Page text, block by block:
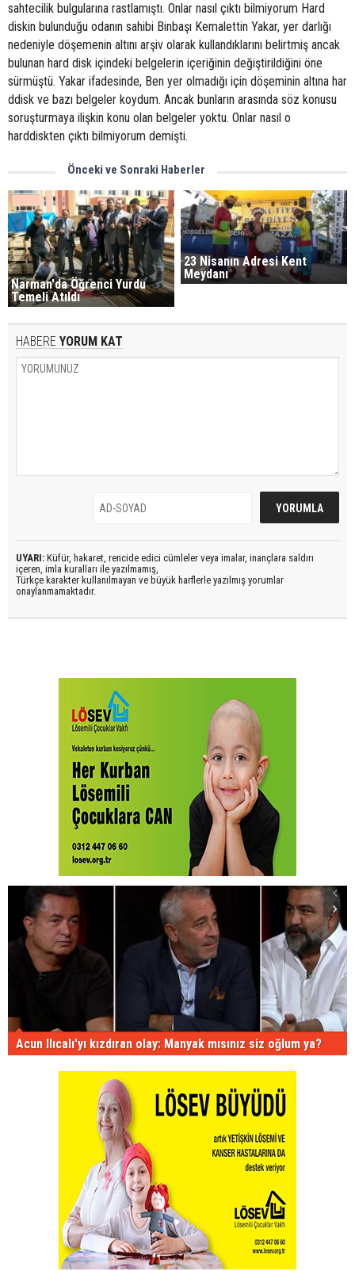
sahtecilik bulgularına rastlamıştı. Onlar nasıl çıktı bilmiyorum Hard
diskin bulunduğu odanın sahibi Binbaşı Kemalettin Yakar, yer darlığı
nedeniyle döşemenin altını arşiv olarak kullandıklarını belirtmiş ancak
bulunan hard disk içindeki belgelerin içeriğinin değiştirildiğini öne
sürmüştü. Yakar ifadesinde, Ben yer olmadığı için döşeminin altına har
ddisk ve bazı belgeler koydum. Ancak bunların arasında söz konusu
soruşturmaya ilişkin konu olan belgeler yoktu. Onlar nasıl o
harddiskten çıktı bilmiyorum demişti.
Önceki ve Sonraki Haberler
Narman'da Öğrenci Yurdu
Temeli Atıldı
23 Nisanın Adresi Kent
Meydanı
HABERE YORUM KAT
UYARI: Küfür, hakaret, rencide edici cümleler veya imalar, inançlara saldırı
içeren, imla kuralları ile yazılmamış,
Türkçe karakter kullanılmayan ve büyük harflerle yazılmış yorumlar
onaylanmamaktadır.
Acun Ilıcalı'yı kızdıran olay: Manyak mısınız siz oğlum ya?